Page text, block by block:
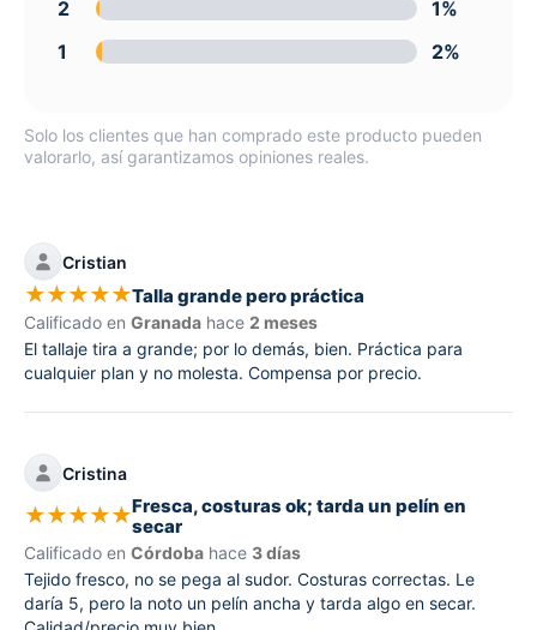
2
1%
1
2%
Solo los clientes que han comprado este producto pueden
valorarlo, así garantizamos opiniones reales.
Cristian
★★★★★Talla grande pero práctica
Calificado en Granada hace 2 meses
El tallaje tira a grande; por lo demás, bien. Práctica para
cualquier plan y no molesta. Compensa por precio.
Cristina
★★★★★Fresca, costuras ok; tarda un pelín en
secar
Calificado en Córdoba hace 3 días
Tejido fresco, no se pega al sudor. Costuras correctas. Le
daría 5, pero la noto un pelín ancha y tarda algo en secar.